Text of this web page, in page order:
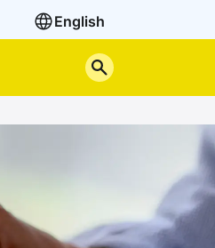
English
Cerca nel sito